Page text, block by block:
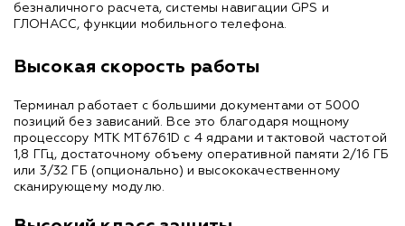
безналичного расчета, системы навигации GPS и
ГЛОНАСС, функции мобильного телефона.
Высокая скорость работы
Терминал работает с большими документами от 5000
позиций без зависаний. Все это благодаря мощному
процессору MTK MT6761D с 4 ядрами и тактовой частотой
1,8 ГГц, достаточному объему оперативной памяти 2/16 ГБ
или 3/32 ГБ (опционально) и высококачественному
сканирующему модулю.